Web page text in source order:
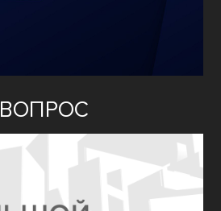
ВОПРОС